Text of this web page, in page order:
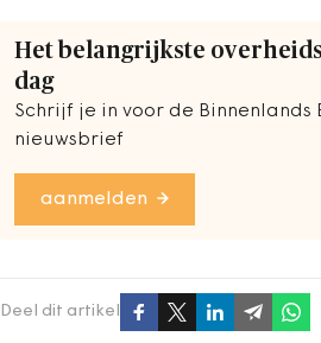
Het belangrijkste
dag
Schrijf je in voor de Binnenlands
nieuwsbrief
aanmelden
Deel dit artikel